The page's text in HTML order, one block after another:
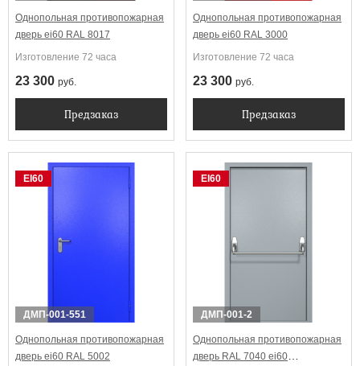
Однопольная противопожарная
дверь ei60 RAL 8017
Изготовление 72 часа
23 300 руб.
Предзаказ
Однопольная противопожарная
дверь ei60 RAL 3000
Изготовление 72 часа
23 300 руб.
Предзаказ
EI60
ДМП-001-551
Однопольная противопожарная
дверь ei60 RAL 5002
EI60
ДМП-001-2
Однопольная противопожарная
дверь RAL 7040 ei60